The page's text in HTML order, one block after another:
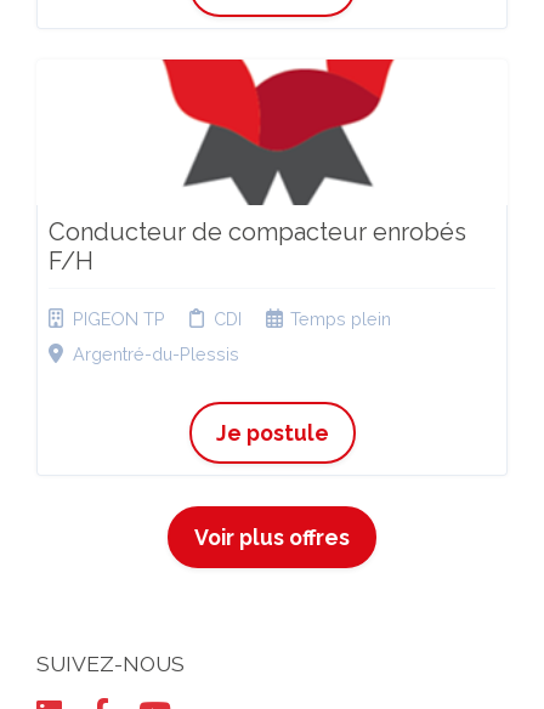
Conducteur de compacteur enrobés
F/H
PIGEON TP CDI
Temps plein
Argentré-du-Plessis
Je postule
Voir plus offres
SUIVEZ-NOUS